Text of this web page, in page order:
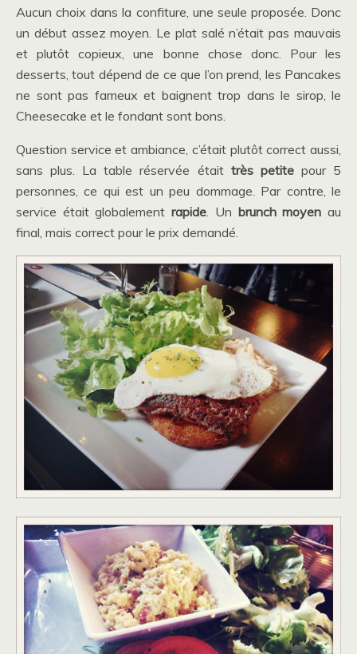
Aucun choix dans la confiture, une seule proposée. Donc
un début assez moyen. Le plat salé n’était pas mauvais
et plutôt copieux, une bonne chose donc. Pour les
desserts, tout dépend de ce que l’on prend, les Pancakes
ne sont pas fameux et baignent trop dans le sirop, le
Cheesecake et le fondant sont bons.
Question service et ambiance, c’était plutôt correct aussi,
sans plus. La table réservée était très petitepour 5
personnes, ce qui est un peu dommage. Par contre, le
service était globalementrapide . Un brunch moyen au
final, mais correct pour le prix demandé.